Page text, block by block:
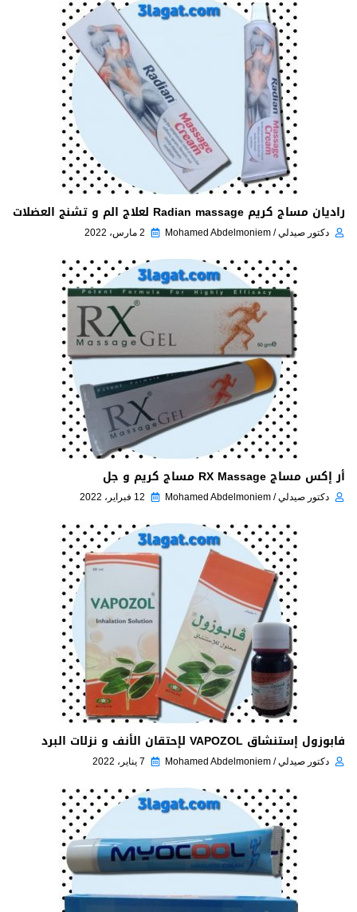
راديان مساج كريم Radian massage لعلاج الم و تشنج العضلات
دكتور صيدلي / Mohamed Abdelmoniem 2 مارس، 2022
أر إكس مساج RX Massage مساج كريم و جل
دكتور صيدلي / Mohamed Abdelmoniem 12 فبراير، 2022
فابوزول إستنشاق VAPOZOL لإحتقان الأنف و نزلات البرد
دكتور صيدلي / Mohamed Abdelmoniem 7 يناير، 2022